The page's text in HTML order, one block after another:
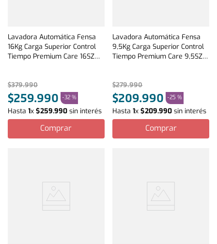
Lavadora Automática Fensa
16Kg Carga Superior Control
Tiempo Premium Care 16SZ
$379.990
$259.990 -32 %
Hasta 1x $259.990 sin interés
Comprar
Lavadora Automática Fensa
9,5Kg Carga Superior Control
Tiempo Premium Care 9,5SZ
$279.990
$209.990 -25 %
Hasta1x$209.990 sin interés
Comprar